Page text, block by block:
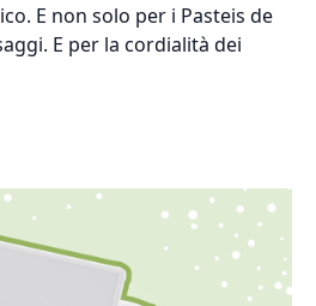
E non solo per i Pasteis de
E per la cordialità dei